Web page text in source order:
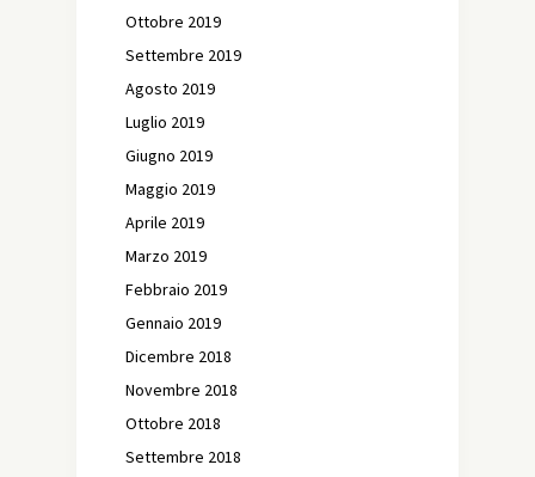
Ottobre 2019
Settembre 2019
Agosto 2019
Luglio 2019
Giugno 2019
Maggio 2019
Aprile 2019
Marzo 2019
Febbraio 2019
Gennaio 2019
Dicembre 2018
Novembre 2018
Ottobre 2018
Settembre 2018